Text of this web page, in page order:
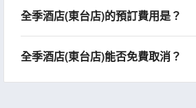
全季酒店(東台店)的預訂費用是？
全季酒店(東台店)能否免費取消？